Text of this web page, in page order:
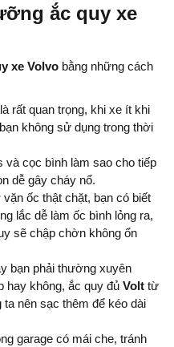
ắc quy xe
xe Volvo bằng những cách
rất quan trọng, khi xe ít khi
không sử dụng trong thời
và cọc bình làm sao cho tiếp
dễ gây cháy nổ.
ốc thật chặt, bạn có biết
lắc dễ làm ốc bình lỏng ra,
sẽ chập chờn không ổn
bạn phải thường xuyên
hay không, ắc quy đủ Volt từ
nên sạc thêm để kéo dài
garage có mái che, tránh